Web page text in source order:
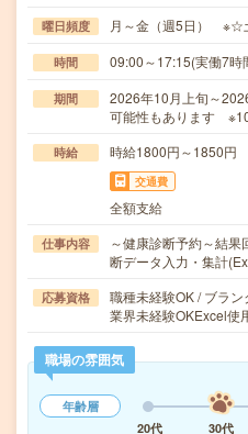
曜日頻度 月～金（週5日） ※☆
時間 09:00～17:15(実働7
期間
2026年10月上旬～
可能性もあります
時給 時給1800円～1850円
交通費
全額支給
仕事内容
～健康診断予約～結
断データ入力・集計
応募資格
職種未経験OK / ブラ
業界未経験OKExcel使
職場の雰囲気
年齢層
20代
30代